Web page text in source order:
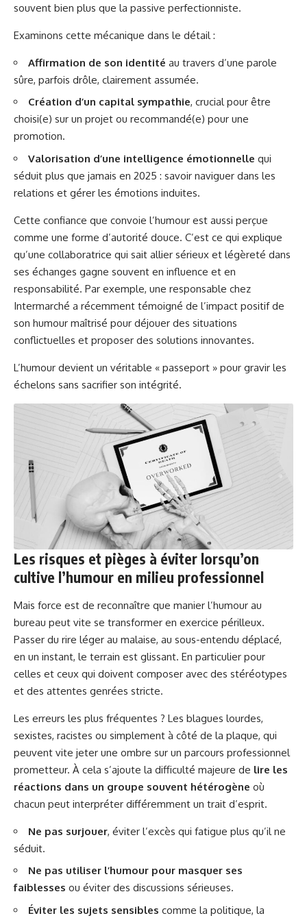
souvent bien plus que la passive perfectionniste.
Examinons cette mécanique dans le détail :
Affirmation de son identité au travers d’une parole
sûre, parfois drôle, clairement assumée.
Création d’un capital sympathie, crucial pour être
choisi(e) sur un projet ou recommandé(e) pour une
promotion.
Valorisation d’une intelligence émotionnelle qui
séduit plus que jamais en 2025 : savoir naviguer dans les
relations et gérer les émotions induites.
Cette confiance que convoie l’humour est aussi perçue
comme une forme d’autorité douce. C’est ce qui explique
qu’une collaboratrice qui sait allier sérieux et légèreté dans
ses échanges gagne souvent en influence et en
responsabilité. Par exemple, une responsable chez
Intermarché a récemment témoigné de l’impact positif de
son humour maîtrisé pour déjouer des situations
conflictuelles et proposer des solutions innovantes.
L’humour devient un véritable « passeport » pour gravir les
échelons sans sacrifier son intégrité.
Les risques et pièges à éviter lorsqu’on
cultive l’humour en milieu professionnel
Mais force est de reconnaître que manier l’humour au
bureau peut vite se transformer en exercice périlleux.
Passer du rire léger au malaise, au sous-entendu déplacé,
en un instant, le terrain est glissant. En particulier pour
celles et ceux qui doivent composer avec des stéréotypes
et des attentes genrées stricte.
Les erreurs les plus fréquentes ? Les blagues lourdes,
sexistes, racistes ou simplement à côté de la plaque, qui
peuvent vite jeter une ombre sur un parcours professionnel
prometteur. À cela s’ajoute la difficulté majeure de lire les
réactions dans un groupe souvent hétérogène où
chacun peut interpréter différemment un trait d’esprit.
Ne pas surjouer, éviter l’excès qui fatigue plus qu’il ne
séduit.
Ne pas utiliser l’humour pour masquer ses
faiblesses ou éviter des discussions sérieuses.
Éviter les sujets sensibles comme la politique, la